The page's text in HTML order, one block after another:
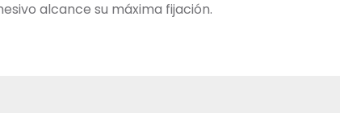
alcance su máxima fijación.